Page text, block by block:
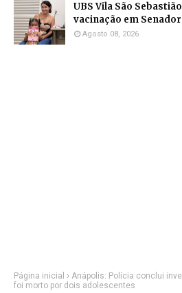
UBS Vila São
vacinação em Senador
Agosto 08, 2026
Página inicial
Anápolis: Polícia conclui
foi morto por dois adolescentes